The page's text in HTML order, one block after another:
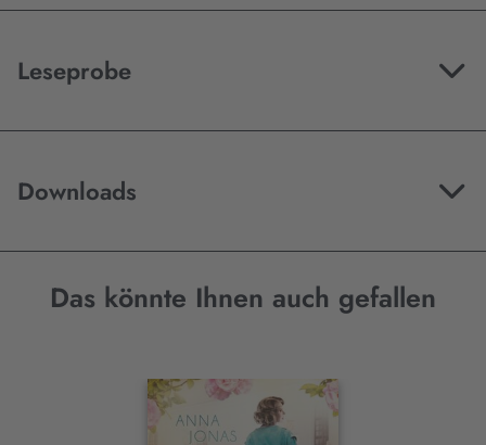
Leseprobe
Downloads
Das könnte Ihnen auch gefallen
Interaktives